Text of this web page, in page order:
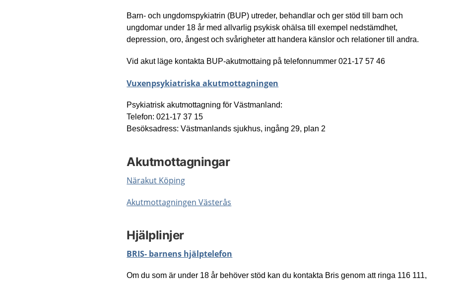
Barn- och ungdomspykiatrin (BUP) utreder, behandlar och ger stöd till barn och
ungdomar under 18 år med allvarlig psykisk ohälsa till exempel nedstämdhet,
depression, oro, ångest och svårigheter att handera känslor och relationer till andra.
Vid aku­t lä­ge kontakta BUP-akutmottaing på telefonnummer 021-17 57 46
Vuxenpsykiatriska akutmottagningen
Psykiatrisk akutmottagning för Västmanland:
Telefon: 021-17 37 15
Besöksadress:Västmanlands sjukhus, ingång 29, plan 2
Akutmottagningar
Närakut Köping
Akutmottagningen Västerås
Hjälplinjer
BRIS- barnens hjälptelefon
Om du som är under 18 år behöver stöd kan du kontakta Bris genom att ringa 116 111,